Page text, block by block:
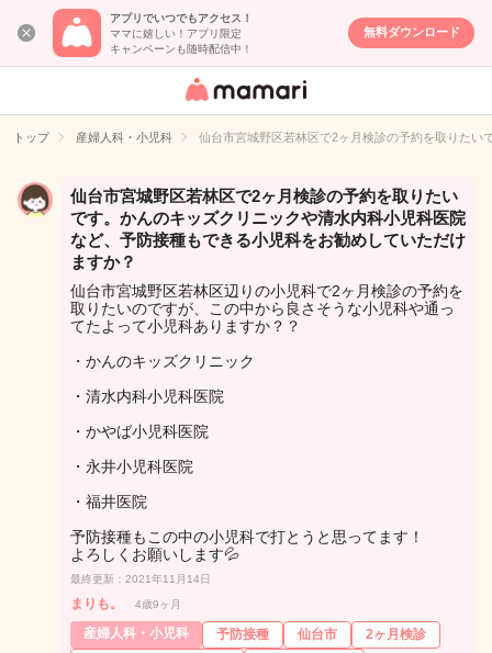
アプリでいつでもアクセス！
ママに嬉しい！アプリ限定
キャンペーンも随時配信中！
無料ダウンロード
女性専用匿名QA
イト
トップ 産婦人科・小児科 仙台市宮城野区若林区で2ヶ月検診の予約を取りたい
仙台市宮城野区若林区で2ヶ月検診の予約を取りたい
です。かんのキッズクリニックや清水内科小児科医院
など、予防接種もできる小児科をお勧めしていただけ
ますか？
仙台市宮城野区若林区辺りの小児科で2ヶ月検診の予約を
取りたいのですが、この中から良さそうな小児科や通っ
てたよって小児科ありますか？？
・かんのキッズクリニック
・清水内科小児科医院
・かやば小児科医院
・永井小児科医院
・福井医院
予防接種もこの中の小児科で打とうと思ってます！
よろしくお願いします💦
最終更新：2021年11月14日
まりも。 4歳9ヶ月
産婦人科・小児科 予防接種 仙台市
2ヶ月検診